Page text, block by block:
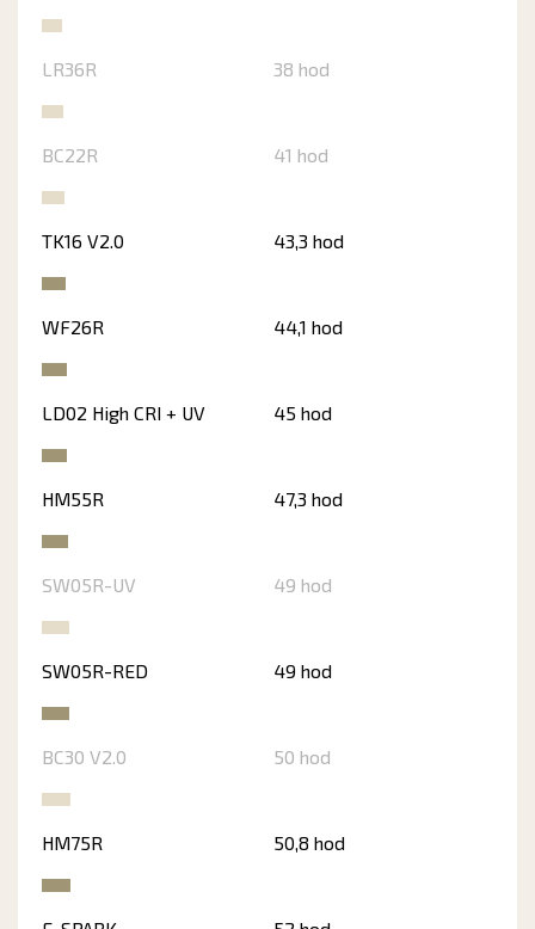
LR36R 38 hod
BC22R 41 hod
TK16 V2.0 43,3 hod
WF26R 44,1 hod
LD02 High CRI + UV 45 hod
HM55R 47,3 hod
SW05R-UV 49 hod
SW05R-RED 49 hod
BC30 V2.0 50 hod
HM75R 50,8 hod